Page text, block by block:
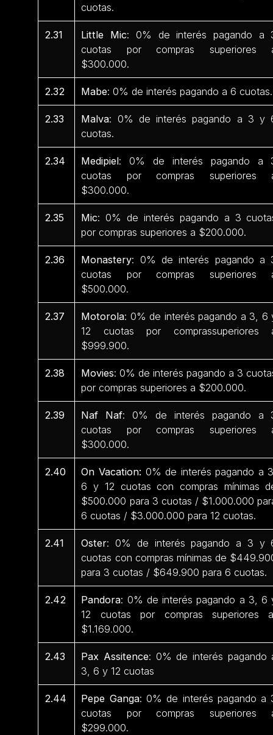
cuotas.
2.31 Little Mic: 0% de interés pagando a
cuotas por compras superiores
$300.000.
2.32 Mabe: 0% de interés pagando a 6 cuotas.
2.33 Malva: 0% de interés pagando a 3 y
cuotas.
2.34 Medipiel: 0% de interés pagando a
cuotas por compras superiores
$300.000.
2.35 Mic: 0% de interés pagando a 3
por compras superiores a $200.000.
2.36 Monastery: 0% de interés pagando a
cuotas por compras superiores
$500.000.
2.37 Motorola: 0% de interés pagando a 3, 6
12 cuotas por comprassuperiores
$999.900.
2.38 Movies: 0% de interés pagando a 3
por compras superiores a $200.000.
2.39 Naf Naf: 0% de interés pagando a
cuotas por compras superiores
$300.000.
2.40 On Vacation: 0% de interés pagando a
6 y 12 cuotas con compras mínimas
$500.000 para 3 cuotas / $1.000.000
6 cuotas / $3.000.000 para 12 cuotas.
2.41 Oster: 0% de interés pagando a 3 y
cuotas con compras mínimas de
para 3 cuotas / $649.900 para 6 cuotas.
2.42 Pandora: 0% de interés pagando a 3, 6
12 cuotas por compras superiores
$1.169.000.
2.43 Pax Assitence: 0% de interés pagando
3, 6 y 12 cuotas
2.44 Pepe Ganga: 0% de interés pagando a
cuotas por compras superiores
$299.000.